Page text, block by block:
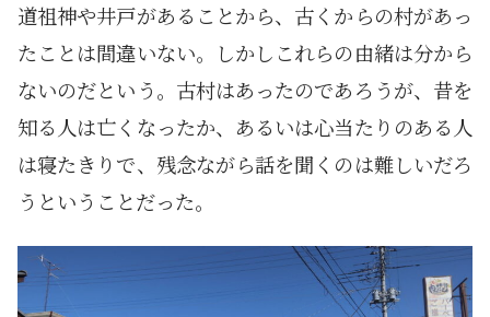
道祖神や井戸があることから、古くからの村があっ
たことは間違いない。しかしこれらの由緒は分から
ないのだという。古村はあったのであろうが、昔を
知る人は亡くなったか、あるいは心当たりのある人
は寝たきりで、残念ながら話を聞くのは難しいだろ
うということだった。